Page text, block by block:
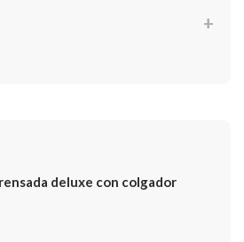
deluxe con colgador